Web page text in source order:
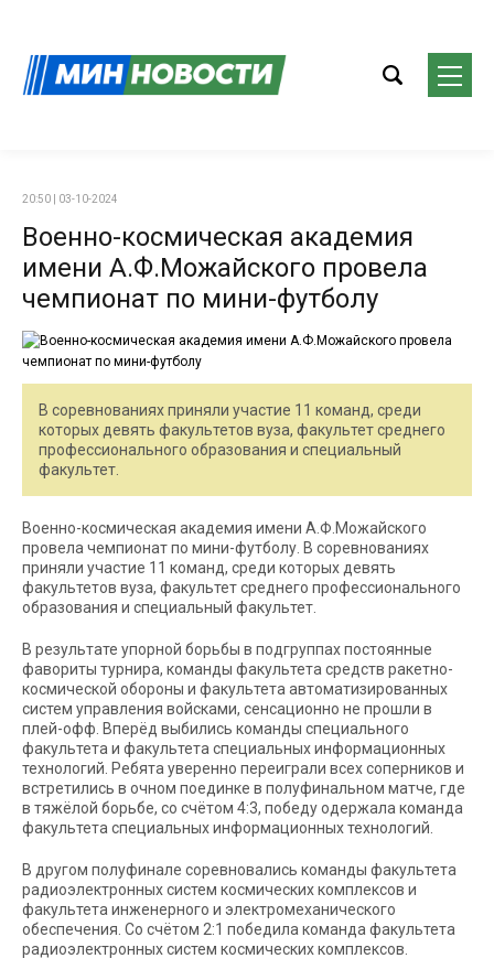
20:50 | 03-10-2024
Военно-космическая академия
имени А.Ф.Можайского провела
чемпионат по мини-футболу
В соревнованиях приняли участие 11 команд, среди
которых девять факультетов вуза, факультет среднего
профессионального образования и специальный
факультет.
Военно-космическая академия имени А.Ф.Можайского
провела чемпионат по мини-футболу. В соревнованиях
приняли участие 11 команд, среди которых девять
факультетов вуза, факультет среднего профессионального
образования и специальный факультет.
В результате упорной борьбы в подгруппах постоянные
фавориты турнира, команды факультета средств ракетно-
космической обороны и факультета автоматизированных
систем управления войсками, сенсационно не прошли в
плей-офф. Вперёд выбились команды специального
факультета и факультета специальных информационных
технологий. Ребята уверенно переиграли всех соперников и
встретились в очном поединке в полуфинальном матче, где
в тяжёлой борьбе, со счётом 4:3, победу одержала команда
факультета специальных информационных технологий.
В другом полуфинале соревновались команды факультета
радиоэлектронных систем космических комплексов и
факультета инженерного и электромеханического
обеспечения. Со счётом 2:1 победила команда факультета
радиоэлектронных систем космических комплексов.